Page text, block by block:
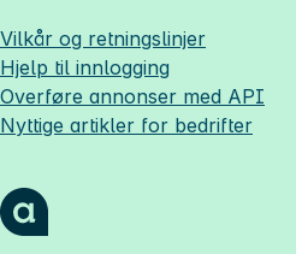
Vilkår og retningslinjer
Hjelp til innlogging
Overføre annonser med API
Nyttige artikler for bedrifter